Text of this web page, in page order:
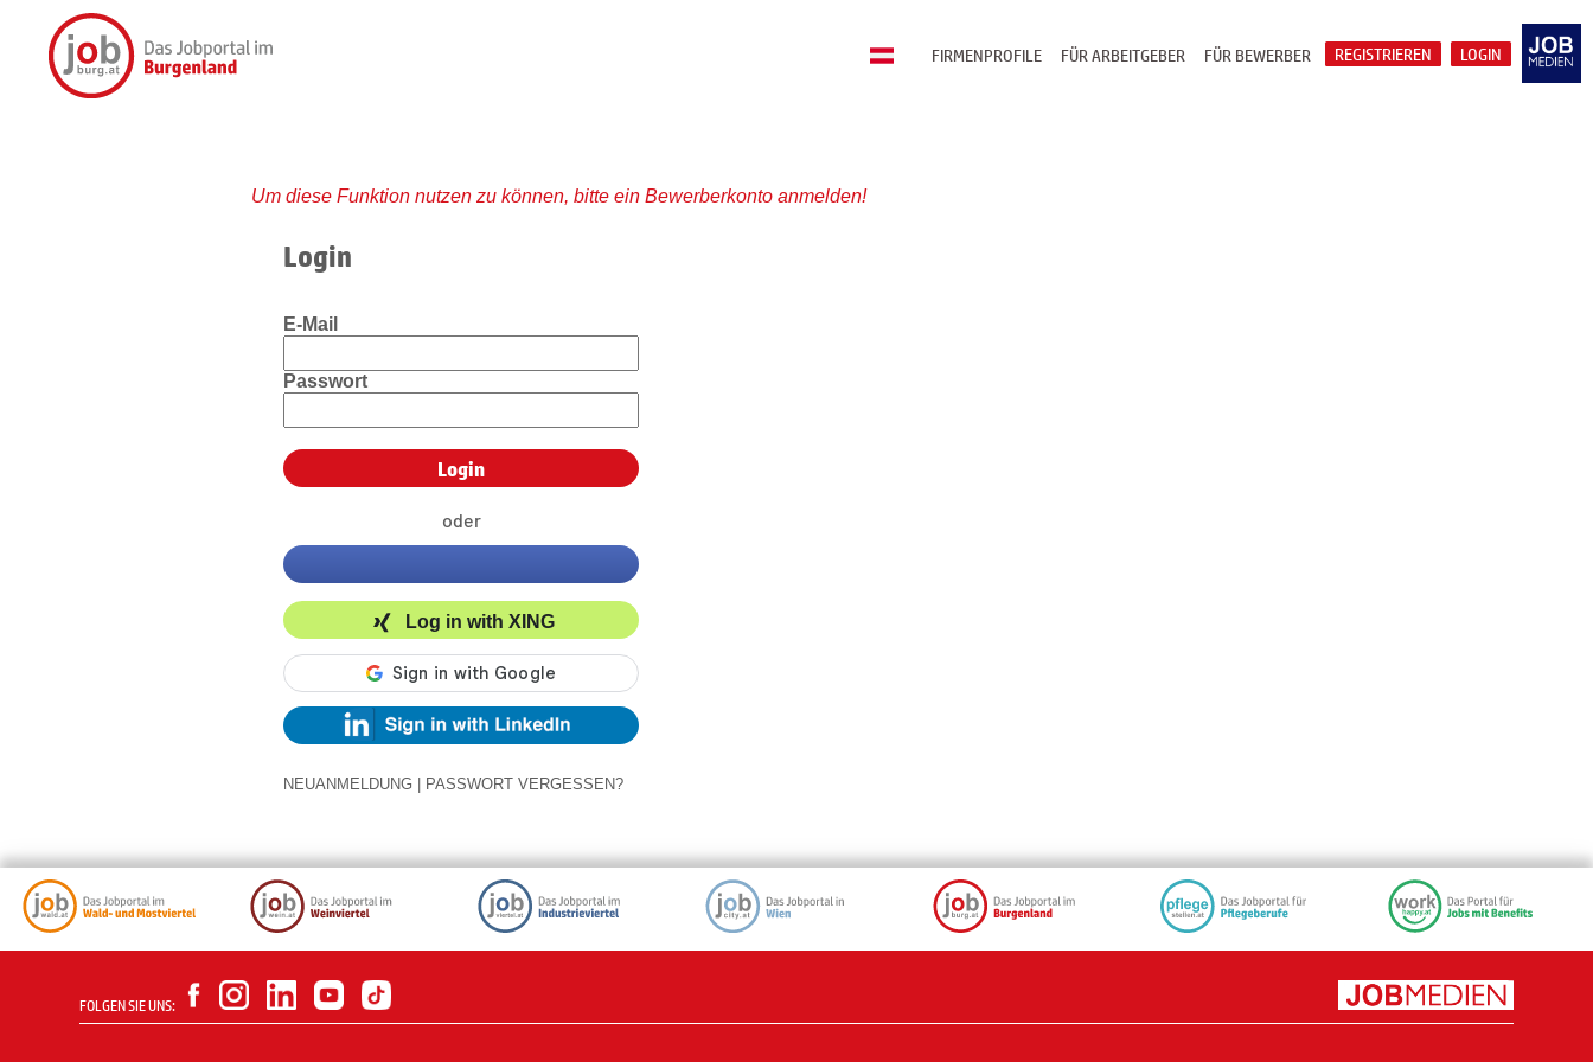
LOGIN
REGISTRIEREN
FÜR BEWERBER
FÜR ARBEITGEBER
FIRMENPROFILE
Um diese Funktion nutzen zu können, bitte ein Bewerberkonto anmelden!
Login
E-Mail
Passwort
oder
Log in with XING
NEUANMELDUNG PASSWORT VERGESSEN?
FOLGEN SIE UNS: